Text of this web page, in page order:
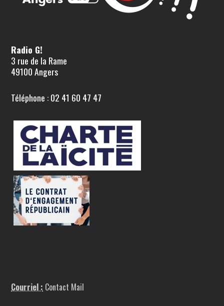
Radio G!
3 rue de la Rame
49100 Angers
Téléphone : 02 41 60 47 47
Courriel : Contact Mail